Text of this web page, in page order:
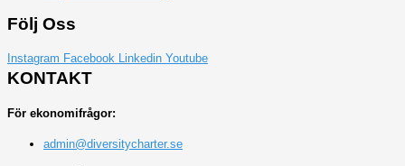
Följ Oss
Instagram Facebook Linkedin Youtube
KONTAKT
För ekonomifrågor:
admin@diversitycharter.se